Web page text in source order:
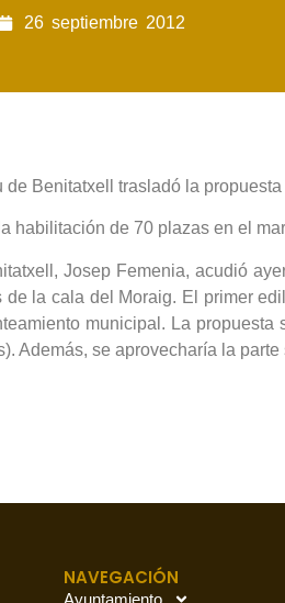
26 septiembre 2012
de Benitatxell trasladó la
habilitación de 70 plazas en el
Josep Femenia, acudió
la cala del Moraig. El primer
municipal. La
Además, se aprovecharía la
NAVEGACIÓN
Ayuntamiento